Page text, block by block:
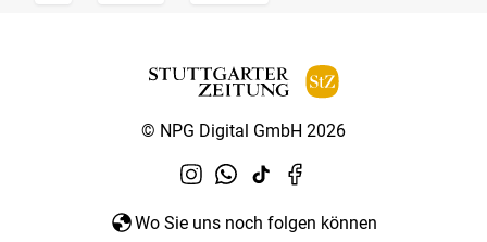
© NPG Digital GmbH 2026
Wo Sie uns noch folgen können